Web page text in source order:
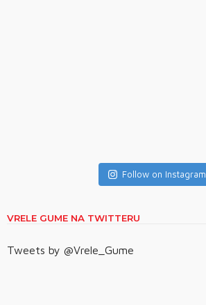
Follow on Instagram
VRELE GUME NA TWITTERU
Tweets by @Vrele_Gume